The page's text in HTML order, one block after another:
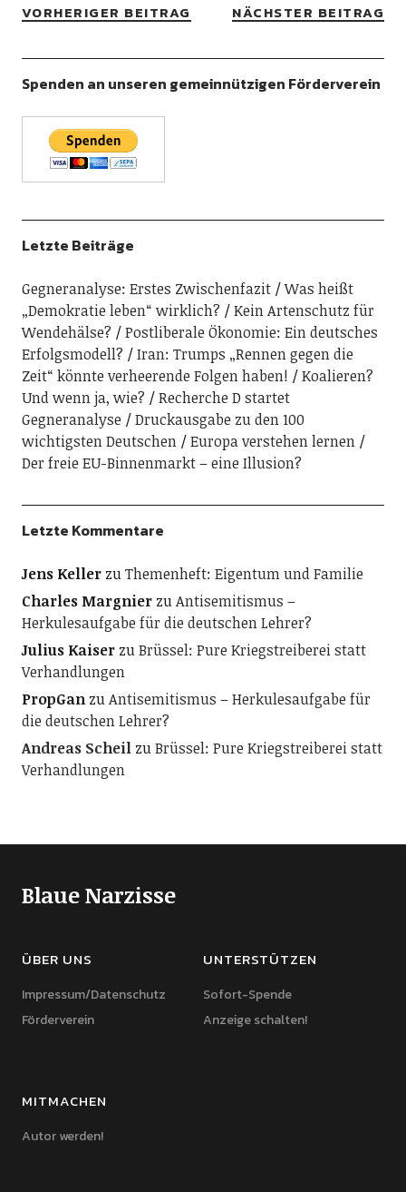
VORHERIGER BEITRAG NÄCHSTER BEITRAG
Spenden an unseren gemeinnützigen Förderverein
Letzte Beiträge
Gegneranalyse: Erstes Zwischenfazit
Was heißt
„Demokratie leben“ wirklich?
Kein Artenschutz für
Wendehälse?
Postliberale Ökonomie: Ein deutsches
Erfolgsmodell?
Iran: Trumps „Rennen gegen die
Zeit“ könnte verheerende Folgen haben!
Koalieren?
Und wenn ja, wie?
Recherche D startet
Gegneranalyse
Druckausgabe zu den 100
wichtigsten Deutschen
Europa verstehen lernen
Der freie EU-Binnenmarkt – eine Illusion?
Letzte Kommentare
Jens KellerzuThemenheft: Eigentum und Familie
Charles MargnierzuAntisemitismus –
Herkulesaufgabe für die deutschen Lehrer?
Julius KaiserzuBrüssel: Pure Kriegstreiberei statt
Verhandlungen
PropGanzuAntisemitismus – Herkulesaufgabe für
die deutschen Lehrer?
Andreas ScheilzuBrüssel: Pure Kriegstreiberei statt
Verhandlungen
Blaue Narzisse
ÜBER UNS
Impressum/Datenschutz
Förderverein
UNTERSTÜTZEN
Sofort-Spende
Anzeige schalten!
MITMACHEN
Autor werden!